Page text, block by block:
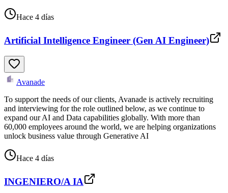
Hace 4 días
Artificial Intelligence Engineer (Gen AI Engineer)
Avanade
To support the needs of our clients, Avanade is actively recruiting
and interviewing for the role outlined below, as we continue to
expand our AI and Data capabilities globally. With more than
60,000 employees around the world, we are helping organizations
unlock business value through Generative AI
Hace 4 días
INGENIERO/A IA